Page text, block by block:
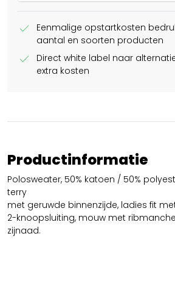
check
Eenmalige opstartkosten
aantal en soorten producten
check
Direct white label naar
extra kosten
Productinformatie
Polosweater, 50% katoen / 50%
terry
met geruwde binnenzijde, ladies fit
2-knoopsluiting, mouw met
zijnaad.